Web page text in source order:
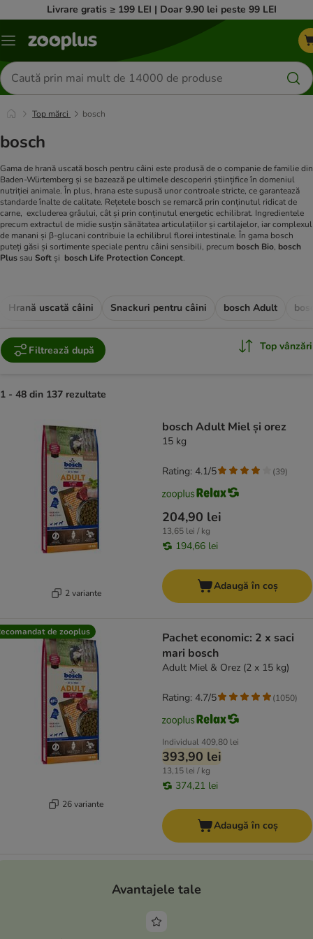
Livrare gratis ≥ 199 LEI | Doar 9.90 lei peste 99 LEI
Categorii
Căutare
produse
Top mărci bosch
bosch
Gama de hrană uscată bosch pentru câini este produsă de o companie de familie din
Baden-Würtemberg și se bazează pe ultimele descoperiri științifice în domeniul
nutriției animale. În plus, hrana este supusă unor controale stricte, ce garantează
standarde înalte de calitate. Rețetele bosch se remarcă prin conținutul ridicat de
carne, excluderea grâului, cât și prin conținutul energetic echilibrat. Ingredientele
precum extractul de midie susțin sănătatea articulațiilor și cartilajelor, iar complexul
de manani și β-glucani contribuie la echilibrul florei intestinale. În gama bosch
puteți găsi și sortimente speciale pentru câini sensibili, precum bosch Bio, bosch
Plus sau Soft și bosch Life Protection Concept.
Hrană uscată câini Snackuri pentru câini bosch Adult
Filtrează după Top vânzări
1 - 48 din 137 rezultate
2 variante
bosch Adult Miel și orez
15 kg
204,90 lei
13,65 lei / kg
194,66 lei
Rating: 4.1/5 (39)
Adaugă în coș
de zooplus
26 variante
Pachet economic: 2 x saci
mari bosch
Adult Miel & Orez (2 x 15 kg)
Individual409,80 lei
393,90 lei
13,15 lei / kg
374,21 lei
Rating: 4.7/5 (1050)
Adaugă în coș
Avantajele tale